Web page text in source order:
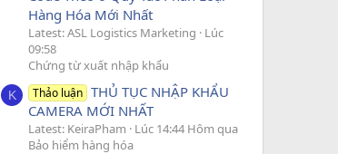
Hàng Hóa Mới Nhất
Latest: ASL Logistics Marketing
Lúc
09:58
Chứng từ xuất nhập khẩu
K Thảo luận THỦ TỤC NHẬP KHẨU
CAMERA MỚI NHẤT
Latest: KeiraPham
Lúc 14:44 Hôm qua
Bảo hiểm hàng hóa